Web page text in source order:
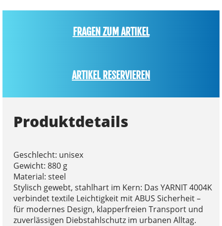
FRAGEN ZUM ARTIKEL
ARTIKEL RESERVIEREN
Produktdetails
Geschlecht: unisex
Gewicht: 880 g
Material: steel
Stylisch gewebt, stahlhart im Kern: Das YARNIT 4004K
verbindet textile Leichtigkeit mit ABUS Sicherheit –
für modernes Design, klapperfreien Transport und
zuverlässigen Diebstahlschutz im urbanen Alltag.